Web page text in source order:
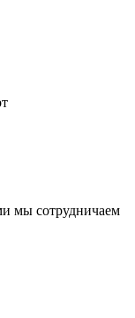
мы сотрудничаем